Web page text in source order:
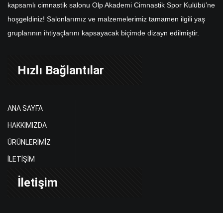
kapsamlı cimnastik salonu Olp Akademi Cimnastik Spor Kulübü’ne
hoşgeldiniz! Salonlarımız ve malzemelerimiz tamamen ilgili yaş
gruplarının ihtiyaçlarını kapsayacak biçimde dizayn edilmiştir.
Hızlı Bağlantılar
ANA SAYFA
HAKKIMIZDA
ÜRÜNLERİMİZ
İLETİŞİM
İletişim